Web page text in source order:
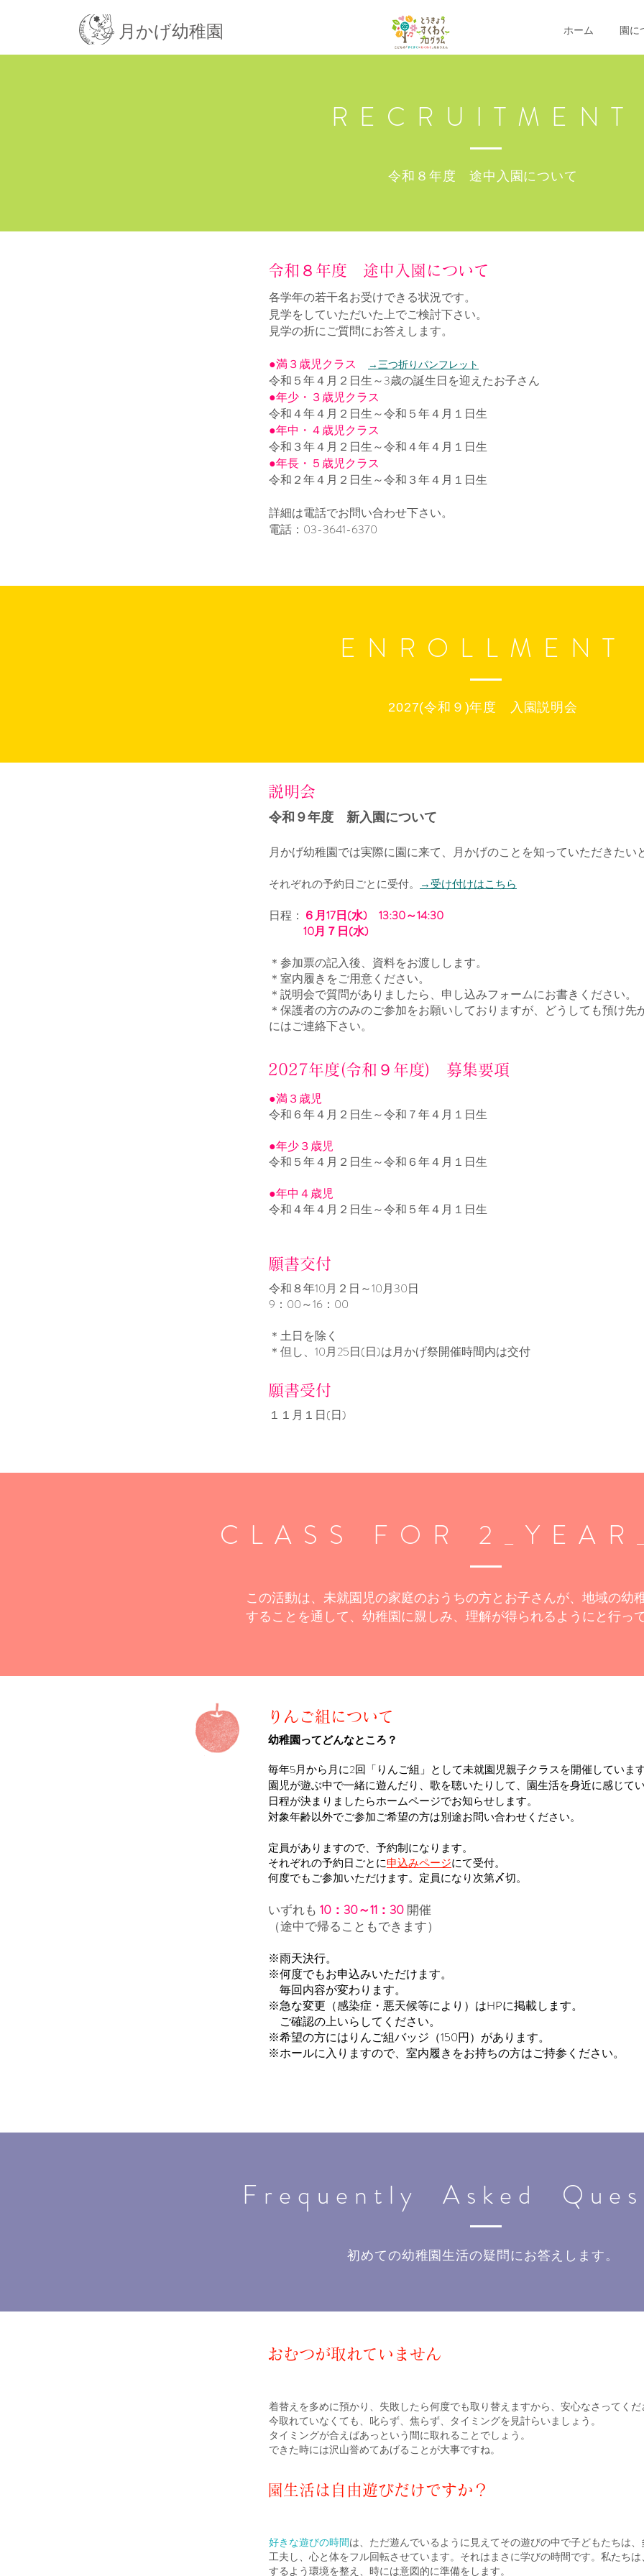
月かげ幼稚園 ホーム 園に
RECRUITMENT
令和８年度 途中入園について
令和８年度 途中入園について
各学年の若干名お受けできる状況です。
見学をしていただいた上でご検討下さい。
見学の折にご質問にお答えします。
●満３歳児クラス​
→三つ折りパンフレット
令和５年４月２日生～3歳の誕生日を迎えたお子さん
●年少・３歳児クラス
令和４年４月２日生～令和５年４月１日生
●年中・４歳児クラス
令和３年４月２日生～令和４年４月１日生
●年長・５歳児クラス
令和２年４月２日生～令和３年４月１日生
詳細は電話でお問い合わせ下さい。
​電話：03-3641-6370
ENROLLMENT
2027(令和９)年度 入園説明会
​説明会
令和９年度 新入園について
月かげ幼稚園では実際に園に来て、月かげのことを知っていただきたい
それぞれの予約日ごとに受付​。 →受け付けはこちら
日程： ６月17日(水) 13:30～14:30
10月７日(水)
＊参加票の記入後、資料をお渡しします。
＊室内履きをご用意ください。
＊説明会で質問がありましたら、申し込みフォームにお書きください。
＊保護者の方のみのご参加をお願いしておりますが、どうしても預け先
にはご連絡下さい。
2027年度(令和９年度) 募集要項
●満３歳児
令和６年４月２日生～令和７年４月１日生
●年少３歳児
令和５年４月２日生～令和６年４月１日生
●年中４歳児
令和４年４月２日生～令和５年４月１日生
願書交付
令和８年10月２日～10月30日
​9：00～16：00
＊ 土日を除く
＊但し、10月25日(日)は月かげ祭開催時間内は交付
願書受付
１１月１日(日)
CLASS FOR
この活動は、未就園児の家庭のおうちの方とお子さんが、地域の幼
することを通して、幼稚園に親しみ、理解が得られるようにと行っ
りんご組について
幼稚園ってどんなところ？
毎年5月から月に2回「りんご組」として未就園児親子クラスを開催しています
園児が遊ぶ中で一緒に遊んだり、歌を聴いたりして、園生活を身近に感じてい
日程が決まりましたらホームページでお知らせします。
対象年齢以外でご参加ご希望の方は別途お問い合わせください。
定員がありますので、 予約制になります。
それぞれの予約日ごとに申込みページにて受付。
​何度でもご参加いただけます。 定員になり次第〆切。
いずれも 10：30～11：30 開催
（途中で帰ることもできます）
​※雨天決行。
※何度でもお申込みいただけます。
毎回内容が変わります。
※急な変更（感染症・悪天候等により）はHPに掲載します。
ご確認の上いらしてください。
※希望の方にはりんご組バッジ（150円）があります。
​※ホールに入りますので、室内履きをお持ちの方はご持参ください。
Frequently Asked
初めての幼稚園生活の疑問にお答えします。
おむつが取れていません
着替えを多めに預かり、失敗したら何度でも取り替えますから、安心なさってくだ
今取れていなくても、叱らず、焦らず、タイミングを見計らいましょう。
タイミングが合えばあっという間に取れることでしょう。
できた時には沢山誉めてあげることが大事ですね。
園生活は自由遊びだけですか？
好きな遊びの時間は、ただ遊んでいるように見えてその遊びの中で子どもたちは、
工夫し、心と体をフル回転させています。それはまさに学びの時間です。私たち
するよう環境を整え、時には意図的に準備をします。